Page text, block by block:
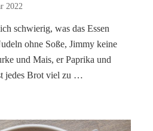
2022
schwierig, was das Essen
ohne Soße, Jimmy keine
und Mais, er Paprika und
jedes Brot viel zu …